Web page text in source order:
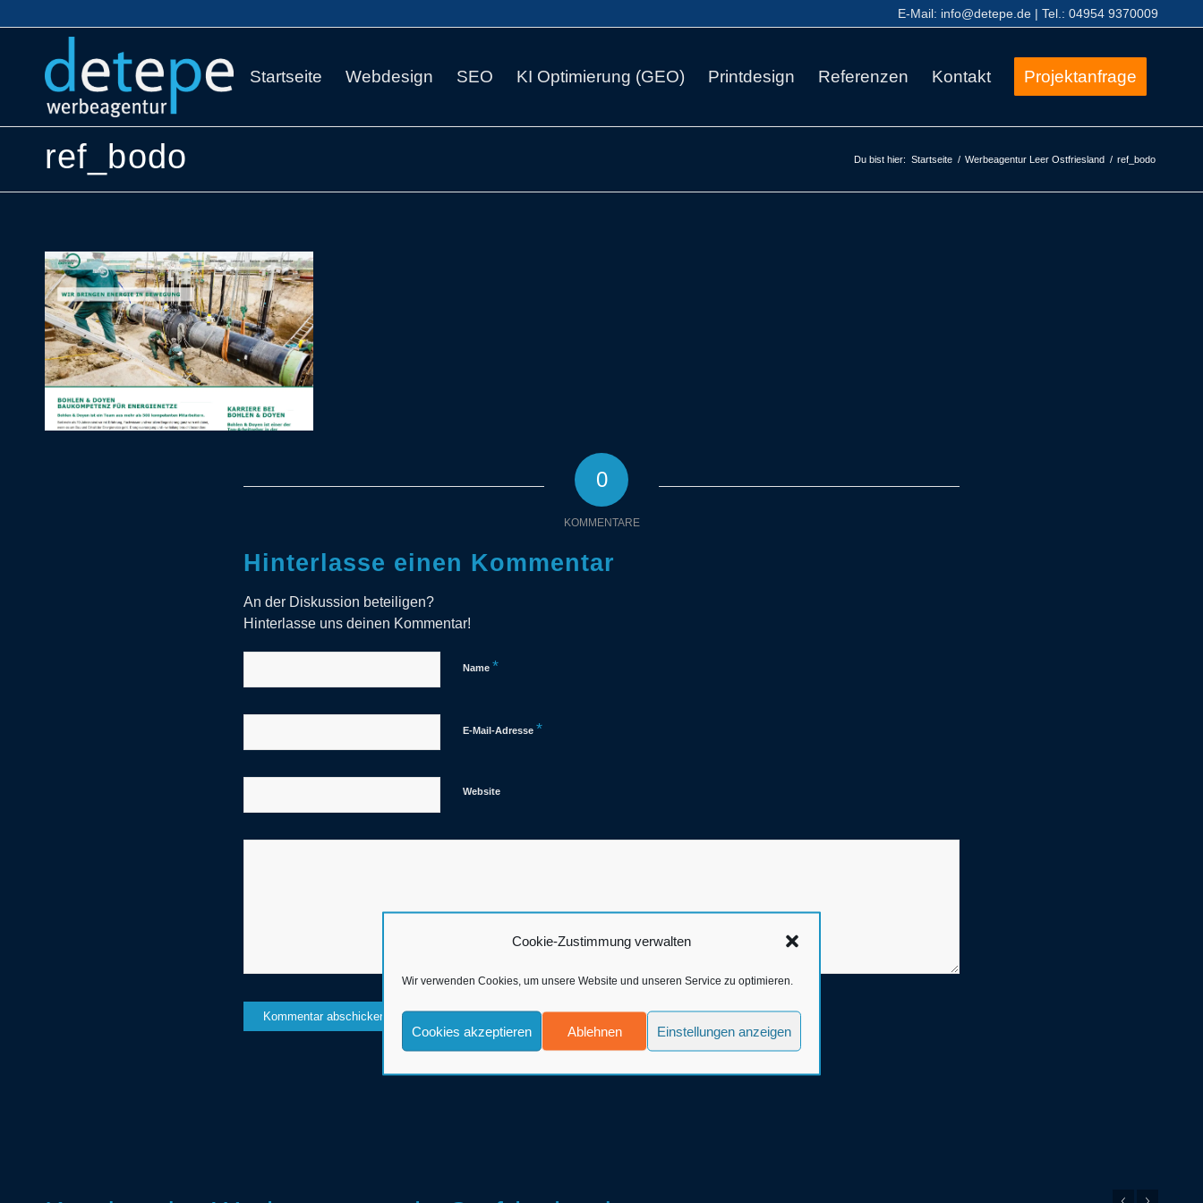
Cookie-Zustimmung verwalten
Wir verwenden Cookies, um unsere Website und unseren Service zu optimieren.
Cookies akzeptieren Ablehnen Einstellungen anzeigen
E-Mail: info@detepe.de | Tel.: 04954 9370009
Startseite Webdesign SEO KI Optimierung (GEO) Printdesign Referenzen Kontakt Projektanfrage
ref_bodo Du bist hier: Startseite / Werbeagentur Leer Ostfriesland / ref_bodo
0
KOMMENTARE
Hinterlasse einen Kommentar
An der Diskussion beteiligen?
Hinterlasse uns deinen Kommentar!
Name *
E-Mail-Adresse *
Website